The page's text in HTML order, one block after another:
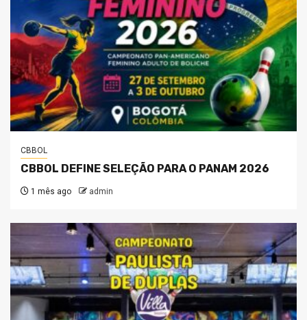
CBBOL
CBBOL DEFINE SELEÇÃO PARA O PANAM 2026
1 mês ago admin